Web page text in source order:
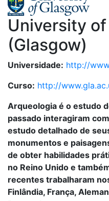
University
(Glasgow)
Universidade: http://
Curso: http://
Arqueologia é o estudo
passado interagiram
estudo detalhado de
monumentos e
de obter habilidades
no Reino Unido e
recentes trabalharam
Finlândia, França,